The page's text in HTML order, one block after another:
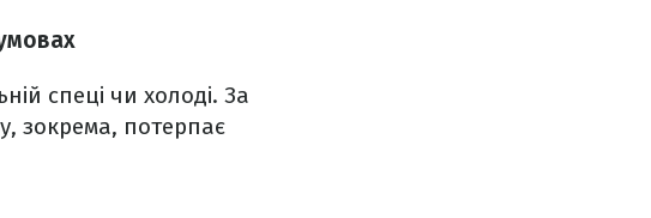
спеці чи холоді. За
зокрема, потерпає